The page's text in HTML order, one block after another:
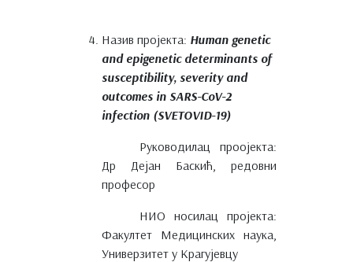
Назив пројекта: Human genetic
and epigenetic determinants of
susceptibility, severity and
outcomes in SARS-CoV-2
infection (SVETOVID-19)
Руководилац проојекта:
Др Дејан Баскић, редовни
професор
НИО носилац пројекта:
Факултет Медицинских наука,
Универзитет у Крагујевцу